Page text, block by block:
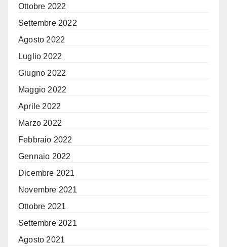
Ottobre 2022
Settembre 2022
Agosto 2022
Luglio 2022
Giugno 2022
Maggio 2022
Aprile 2022
Marzo 2022
Febbraio 2022
Gennaio 2022
Dicembre 2021
Novembre 2021
Ottobre 2021
Settembre 2021
Agosto 2021